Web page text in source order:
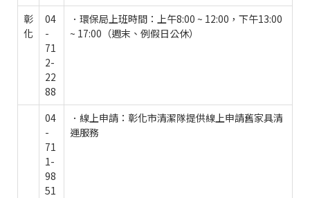
彰
化
04
-
71
2-
22
88
．環保局上班時間：上午8:00 ~ 12:00，下午13:00
~ 17:00（週末、例假日公休）
04
-
71
1-
98
51
．線上申請：彰化市清潔隊提供線上申請舊家具清
運服務